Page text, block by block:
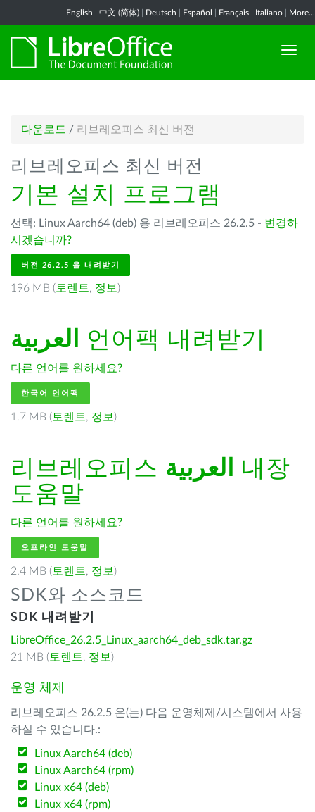
English 中文 (简体) Deutsch Español Français Italiano More...
다운로드 / 리브레오피스 최신 버전
리브레오피스 최신 버전
기본 설치 프로그램
선택: Linux Aarch64 (deb) 용 리브레오피스 26.2.5 - 변경하
시겠습니까?
버전 26.2.5 을 내려받기
196 MB ( 토렌트, 정보 )
العربية 언어팩 내려받기
다른 언어를 원하세요?
한국어 언어팩
1.7 MB ( 토렌트, 정보 )
리브레오피스 العربية
내장
도움말
다른 언어를 원하세요?
오프라인 도움말
2.4 MB ( 토렌트, 정보 )
SDK와 소스코드
SDK 내려받기
LibreOffice_26.2.5_Linux_aarch64_deb_sdk.tar.gz
21 MB ( 토렌트, 정보 )
운영 체제
리브레오피스 26.2.5 은(는) 다음 운영체제/시스템에서 사용
하실 수 있습니다.:
Linux Aarch64 (deb)
Linux Aarch64 (rpm)
Linux x64 (deb)
Linux x64 (rpm)